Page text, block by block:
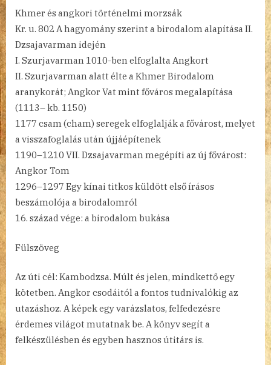
Khmer és angkori történelmi morzsák
Kr. u. 802 A hagyomány szerint a birodalom alapítása II.
Dzsajavarman idején
I. Szurjavarman 1010-ben elfoglalta Angkort
II. Szurjavarman alatt élte a Khmer Birodalom
aranykorát; Angkor Vat mint főváros megalapítása
(1113– kb. 1150)
1177 csam (cham) seregek elfoglalják a fővárost, melyet
a visszafoglalás után újjáépítenek
1190–1210 VII. Dzsajavarman megépíti az új fővárost:
Angkor Tom
1296–1297 Egy kínai titkos küldött első írásos
beszámolója a birodalomról
16. század vége: a birodalom bukása
Fülszöveg
Az úti cél: Kambodzsa. Múlt és jelen, mindkettő egy
kötetben. Angkor csodáitól a fontos tudnivalókig az
utazáshoz. A képek egy varázslatos, felfedezésre
érdemes világot mutatnak be. A könyv segít a
felkészülésben és egyben hasznos útitárs is.